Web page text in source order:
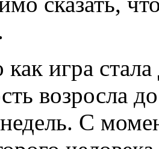
как игра
возросла
С